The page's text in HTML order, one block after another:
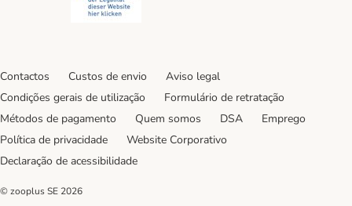
Contactos Custos de envio
Aviso legal
Condições gerais de utilização
Formulário de retratação
Métodos de pagamento
Quem somos DSA
Emprego
Política de privacidade
Website Corporativo
Declaração de acessibilidade
© zooplus SE 2026